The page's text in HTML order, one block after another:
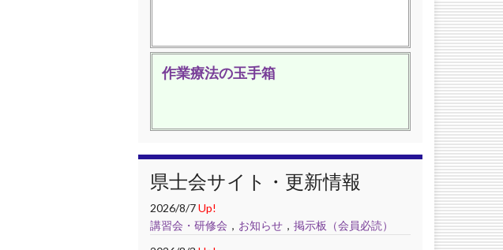
作業療法の玉手箱
県士会サイト・更新情報
2026/8/7Up!
講習会・研修会 ， お知らせ ， 掲示板（会員必読）